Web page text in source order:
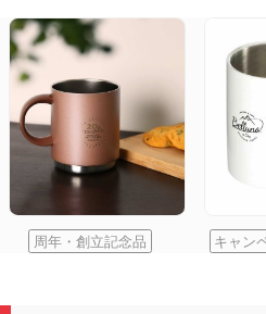
周年・創立記念品 キャン